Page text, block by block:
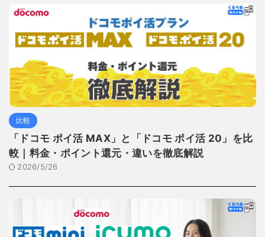
比較
「ドコモ ポイ活 MAX」と「ドコモ ポイ活 20」を比
較｜料金・ポイント還元・違いを徹底解説
2026/5/26